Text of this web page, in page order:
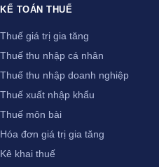
KẾ TOÁN THUẾ
Thuế giá trị gia tăng
Thuế thu nhập cá nhân
Thuế thu nhập doanh nghiệp
Thuế xuất nhập khẩu
Thuế môn bài
Hóa đơn giá trị gia tăng
Kê khai thuế